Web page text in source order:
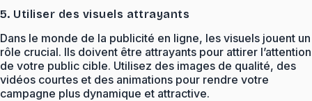
5. Utiliser des visuels attrayants
Dans le monde de la publicité en ligne, les visuels jouent un
rôle crucial. Ils doivent être attrayants pour attirer l’attention
de votre public cible. Utilisez des images de qualité, des
vidéos courtes et des animations pour rendre votre
campagne plus dynamique et attractive.